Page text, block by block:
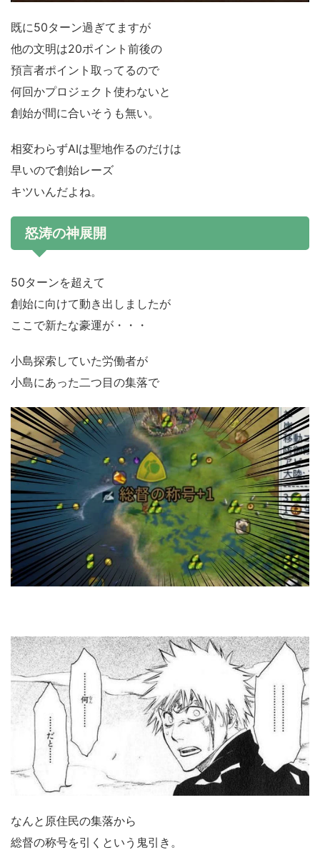
既に50ターン過ぎてますが
他の文明は20ポイント前後の
預言者ポイント取ってるので
何回かプロジェクト使わないと
創始が間に合いそうも無い。
相変わらずAIは聖地作るのだけは
早いので創始レーズ
キツいんだよね。
怒涛の神展開
50ターンを超えて
創始に向けて動き出しましたが
ここで新たな豪運が・・・
小島探索していた労働者が
小島にあった二つ目の集落で
なんと原住民の集落から
総督の称号を引くという鬼引き。